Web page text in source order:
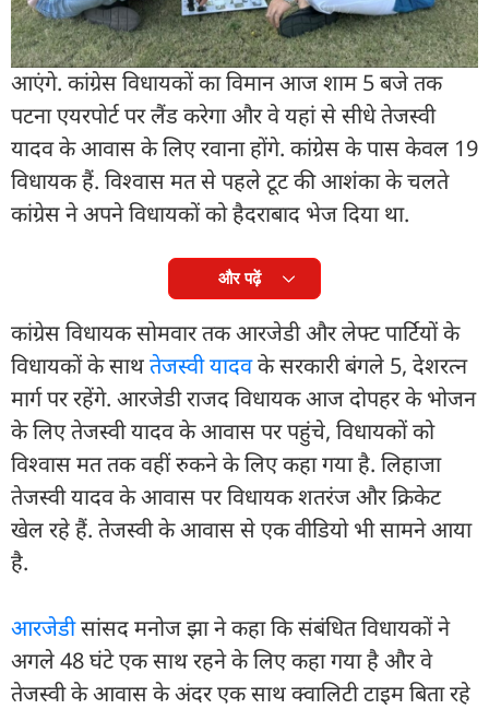
कहना है कि महागठबंधन पूरी तरह से एकजुट है. वहीं, कांग्रेस
के विधायक आज शाम तक तेलंगाना से बिहार वापस लौट
आएंगे. कांग्रेस विधायकों का विमान आज शाम 5 बजे तक
पटना एयरपोर्ट पर लैंड करेगा और वे यहां से सीधे तेजस्वी
यादव के आवास के लिए रवाना होंगे. कांग्रेस के पास केवल 19
विधायक हैं. विश्वास मत से पहले टूट की आशंका के चलते
कांग्रेस ने अपने विधायकों को हैदराबाद भेज दिया था.
और पढ़ें
कांग्रेस विधायक सोमवार तक आरजेडी और लेफ्ट पार्टियों के
विधायकों के साथतेजस्वी यादवके सरकारी बंगले 5, देशरत्न
मार्ग पर रहेंगे. आरजेडी राजद विधायक आज दोपहर के भोजन
के लिए तेजस्वी यादव के आवास पर पहुंचे, विधायकों को
विश्वास मत तक वहीं रुकने के लिए कहा गया है. लिहाजा
तेजस्वी यादव के आवास पर विधायक शतरंज और क्रिकेट
खेल रहे हैं. तेजस्वी के आवास से एक वीडियो भी सामने आया
है.
आरजेडीसांसद मनोज झा ने कहा कि संबंधित विधायकों ने
अगले 48 घंटे एक साथ रहने के लिए कहा गया है और वे
तेजस्वी के आवास के अंदर एक साथ क्वालिटी टाइम बिता रहे